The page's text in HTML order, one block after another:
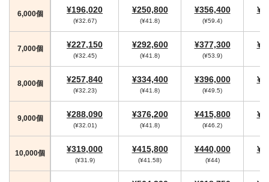
6,000個 ¥196,020
(¥32.67)
¥250,800
(¥41.8)
¥356,400
(¥59.4)
7,000個 ¥227,150
(¥32.45)
¥292,600
(¥41.8)
¥377,300
(¥53.9)
8,000個 ¥257,840
(¥32.23)
¥334,400
(¥41.8)
¥396,000
(¥49.5)
9,000個 ¥288,090
(¥32.01)
¥376,200
(¥41.8)
¥415,800
(¥46.2)
10,000個 ¥319,000
(¥31.9)
¥415,800
(¥41.58)
¥440,000
(¥44)